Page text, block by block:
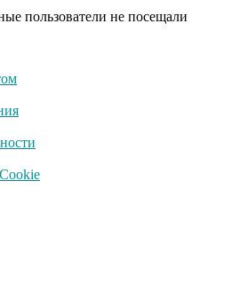
пользователи не посещали